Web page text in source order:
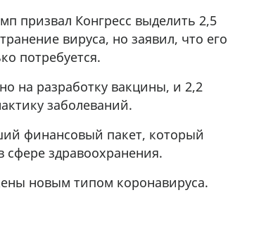
призвал Конгресс выделить 2,5
вируса, но заявил, что его
потребуется.
на разработку вакцины, и 2,2
заболеваний.
финансовый пакет, который
здравоохранения.
новым типом коронавируса.